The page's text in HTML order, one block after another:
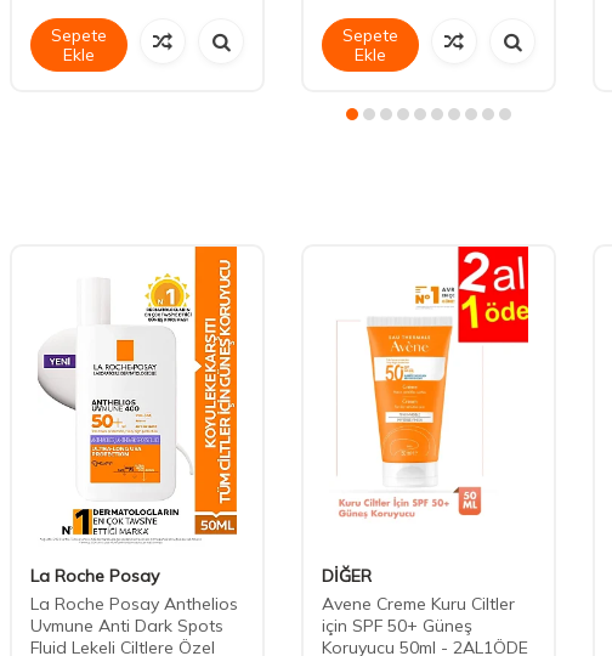
Sepete
Ekle
Sepete
Ekle
La Roche Posay
La Roche Posay Anthelios
Uvmune Anti Dark Spots
Fluid Lekeli Ciltlere Özel
DİĞER
Avene Creme Kuru Ciltler
için SPF 50+ Güneş
Koruyucu 50ml - 2AL1ÖDE